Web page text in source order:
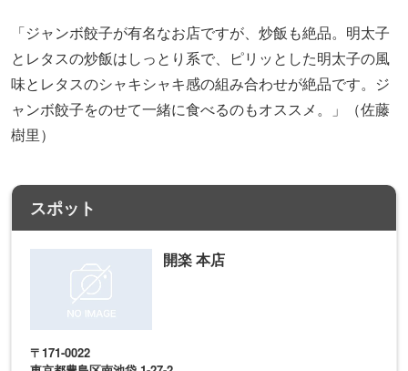
「ジャンボ餃子が有名なお店ですが、炒飯も絶品。明太子
とレタスの炒飯はしっとり系で、ピリッとした明太子の風
味とレタスのシャキシャキ感の組み合わせが絶品です。ジ
ャンボ餃子をのせて一緒に食べるのもオススメ。」（佐藤
樹里）
スポット
開楽 本店
〒171-0022